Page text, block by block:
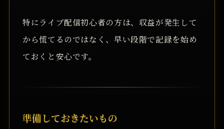
特にライブ配信初心者の方は、収益が発生して
から慌てるのではなく、早い段階で記録を始め
ておくと安心です。
準備しておきたいもの